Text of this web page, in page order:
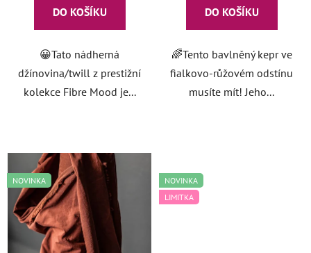
DO KOŠÍKU
😀Tato nádherná
džínovina/twill z prestižní
kolekce Fibre Mood je...
DO KOŠÍKU
🌈Tento bavlněný kepr ve
fialkovo-růžovém odstínu
musíte mít! Jeho...
NOVINKA
NOVINKA
LIMITKA